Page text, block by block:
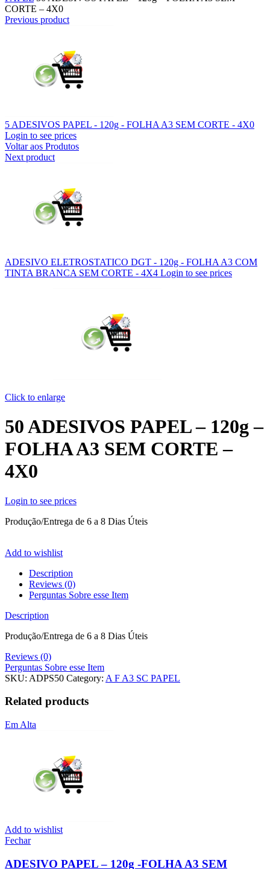
CORTE – 4X0
Previous product
5 ADESIVOS PAPEL - 120g - FOLHA A3 SEM CORTE - 4X0
Login to see prices
Voltar aos Produtos
Next product
ADESIVO ELETROSTATICO DGT - 120g - FOLHA A3 COM
TINTA BRANCA SEM CORTE - 4X4 Login to see prices
Click to enlarge
50 ADESIVOS PAPEL – 120g –
FOLHA A3 SEM CORTE –
4X0
Login to see prices
Produção/Entrega de 6 a 8 Dias Úteis
Add to wishlist
Description
Reviews (0)
Perguntas Sobre esse Item
Description
Produção/Entrega de 6 a 8 Dias Úteis
Reviews (0)
Perguntas Sobre esse Item
SKU: ADPS50 Category: A F A3 SC PAPEL
Related products
Em Alta
Add to wishlist
Fechar
ADESIVO PAPEL – 120g -FOLHA A3 SEM